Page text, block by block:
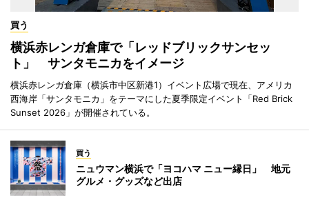
買う
横浜赤レンガ倉庫で「レッドブリックサンセッ
ト」 サンタモニカをイメージ
横浜赤レンガ倉庫（横浜市中区新港1）イベント広場で現在、アメリカ
西海岸「サンタモニカ」をテーマにした夏季限定イベント「Red Brick
Sunset 2026」が開催されている。
買う
ニュウマン横浜で「ヨコハマ ニュー縁日」 地元
グルメ・グッズなど出店